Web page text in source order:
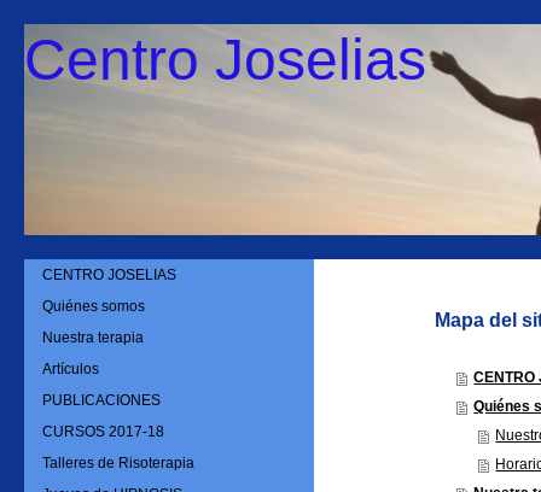
Centro Joselias
Mapa del
CENTRO
Quiénes
CENTRO JOSELIAS
Quiénes somos
Nuestra terapia
Artículos
PUBLICACIONES
CURSOS 2017-18
Talleres de Risoterapia